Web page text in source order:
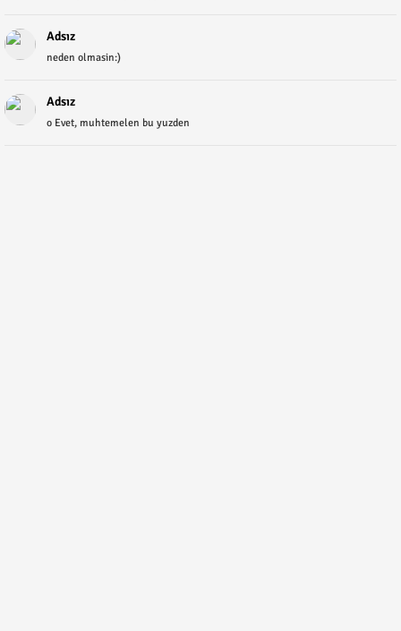
Adsız
neden olmasin:)
Adsız
o Evet, muhtemelen bu yuzden